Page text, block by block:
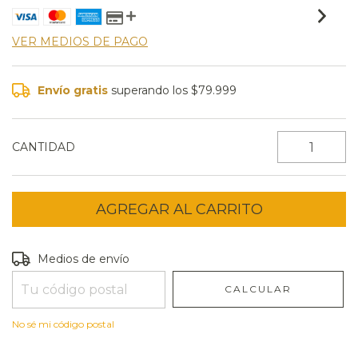
VER MEDIOS DE PAGO
Envío gratis superando los$79.999
CANTIDAD
Entregas para el CP:
Medios de envío
CALCULAR
No sé mi código postal